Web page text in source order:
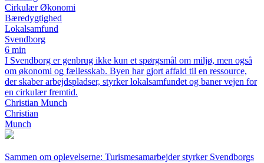
Cirkulær Økonomi
Bæredygtighed
Lokalsamfund
Svendborg
6 min
I Svendborg er genbrug ikke kun et spørgsmål om miljø, men også
om økonomi og fællesskab. Byen har gjort affald til en ressource,
der skaber arbejdspladser, styrker lokalsamfundet og baner vejen for
en cirkulær fremtid.
Christian Munch
Christian
Munch
Sammen om oplevelserne: Turismesamarbejder styrker Svendborgs